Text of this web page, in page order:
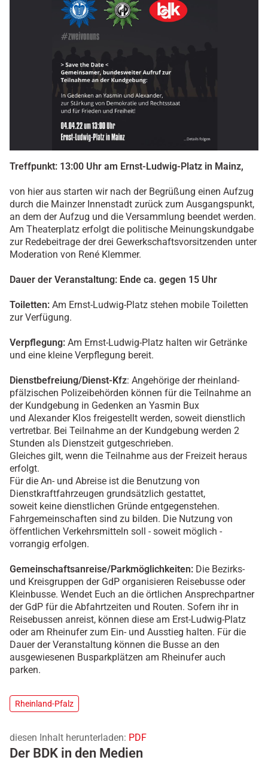
Treffpunkt: 13:00 Uhr am Ernst-Ludwig-Platz in Mainz,
von hier aus starten wir nach der Begrüßung einen Aufzug
durch die Mainzer Innenstadt zurück zum Ausgangspunkt,
an dem der Aufzug und die Versammlung beendet werden.
Am Theaterplatz erfolgt die politische Meinungskundgabe
zur Redebeitrage der drei Gewerkschaftsvorsitzenden unter
Moderation von René Klemmer.
Dauer der Veranstaltung: Ende ca. gegen 15 Uhr
Toiletten: Am Ernst-Ludwig-Platz stehen mobile Toiletten
zur Verfügung.
Verpflegung: Am Ernst-Ludwig-Platz halten wir Getränke
und eine kleine Verpflegung bereit.
Dienstbefreiung/Dienst-Kfz: Angehörige der rheinland-
pfälzischen Polizeibehörden können für die Teilnahme an
der Kundgebung in Gedenken an Yasmin Bux
und Alexander Klos freigestellt werden, soweit dienstlich
vertretbar. Bei Teilnahme an der Kundgebung werden 2
Stunden als Dienstzeit gutgeschrieben.
Gleiches gilt, wenn die Teilnahme aus der Freizeit heraus
erfolgt.
Für die An- und Abreise ist die Benutzung von
Dienstkraftfahrzeugen grundsätzlich gestattet,
soweit keine dienstlichen Gründe entgegenstehen.
Fahrgemeinschaften sind zu bilden. Die Nutzung von
öffentlichen Verkehrsmitteln soll - soweit möglich -
vorrangig erfolgen.
Gemeinschaftsanreise/Parkmöglichkeiten: Die Bezirks-
und Kreisgruppen der GdP organisieren Reisebusse oder
Kleinbusse. Wendet Euch an die örtlichen Ansprechpartner
der GdP für die Abfahrtzeiten und Routen. Sofern ihr in
Reisebussen anreist, können diese am Erst-Ludwig-Platz
oder am Rheinufer zum Ein- und Ausstieg halten. Für die
Dauer der Veranstaltung können die Busse an den
ausgewiesenen Busparkplätzen am Rheinufer auch
parken.
Rheinland-Pfalz
diesen Inhalt herunterladen: PDF
Der BDK in den Medien